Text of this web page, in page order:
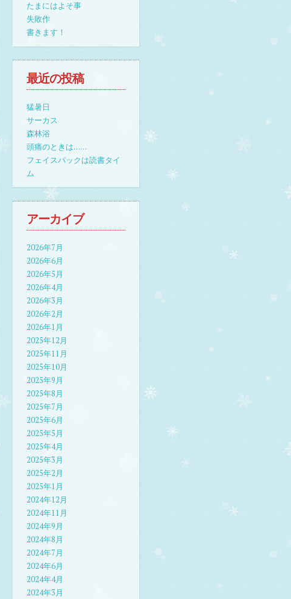
たまにはよそ事
失敗作
書きます！
最近の投稿
猛暑日
サーカス
森林浴
頭痛のときは……
フェイスパックは読書タイ
ム
アーカイブ
2026年7月
2026年6月
2026年5月
2026年4月
2026年3月
2026年2月
2026年1月
2025年12月
2025年11月
2025年10月
2025年9月
2025年8月
2025年7月
2025年6月
2025年5月
2025年4月
2025年3月
2025年2月
2025年1月
2024年12月
2024年11月
2024年9月
2024年8月
2024年7月
2024年6月
2024年4月
2024年3月